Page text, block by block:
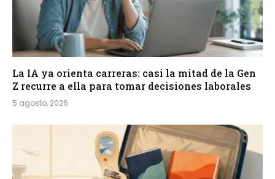
La IA ya orienta carreras: casi la mitad de la Gen
Z recurre a ella para tomar decisiones laborales
5 agosto, 2026